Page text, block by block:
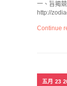
一、旨揭
http://
Continue
五月 23